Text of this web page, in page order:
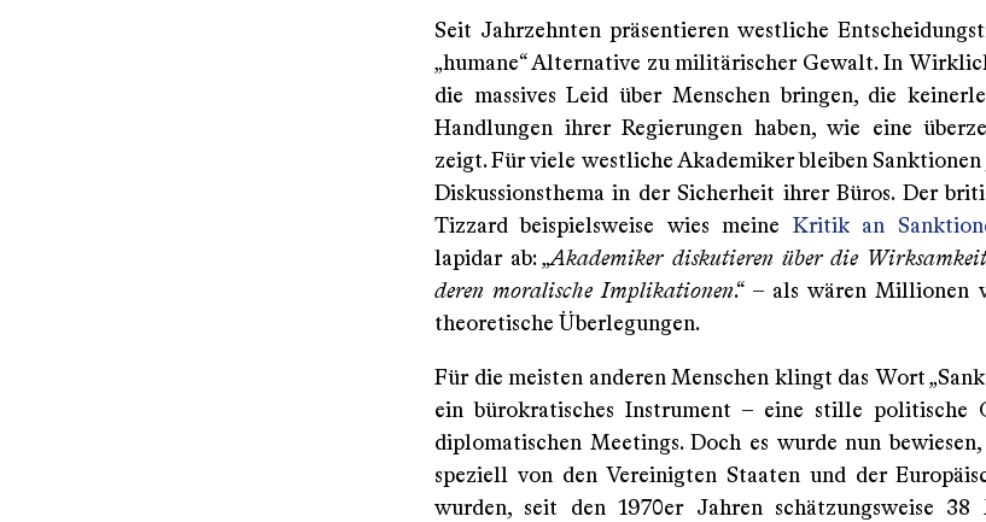
Seit Jahrzehnten präsentieren westliche
„humane“ Alternative zu militärischer Gewalt. In
die massives Leid über Menschen bringen, die
Handlungen ihrer Regierungen haben, wie eine
zeigt. Für viele westliche Akademiker bleiben Sanktionen
Diskussionsthema in der Sicherheit ihrer Büros. Der
Tizzard beispielsweise wies meine Kritik an
lapidar ab: „Akademiker diskutieren über die
deren moralische Implikationen.“ – als wären Millionen
theoretische Überlegungen.
Für die meisten anderen Menschen klingt das Wort
ein bürokratisches Instrument – eine stille politische
diplomatischen Meetings. Doch es wurde nun
speziell von den Vereinigten Staaten und der
wurden, seit den 1970er Jahren schätzungsweise 38